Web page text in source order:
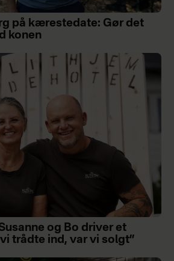
på kærestedate: Gør det
konen
og Bo driver et
trådte ind, var vi solgt”